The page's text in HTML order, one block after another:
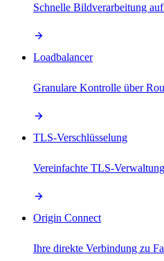
Schnelle Bildverarbeitung
Loadbalancer
Granulare Kontrolle über
TLS-Verschlüsselung
Vereinfachte TLS-Verwaltung
Origin Connect
Ihre direkte Verbindung zu